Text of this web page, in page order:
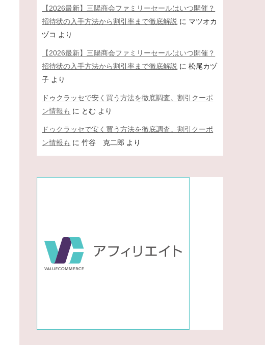
【2026最新】三陽商会ファミリーセールはいつ開催？
招待状の入手方法から割引率まで徹底解説 に マツオカ
ヅコ より
【2026最新】三陽商会ファミリーセールはいつ開催？
招待状の入手方法から割引率まで徹底解説 に松尾カヅ
子 より
ドゥクラッセで安く買う方法を徹底調査。割引クーポ
ン情報も に とむ より
ドゥクラッセで安く買う方法を徹底調査。割引クーポ
ン情報も に竹谷 克二郎 より